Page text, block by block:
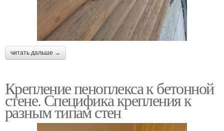
читать дальше →
Крепление пеноплекса к бетонной
стене. Специфика крепления к
разным типам стен